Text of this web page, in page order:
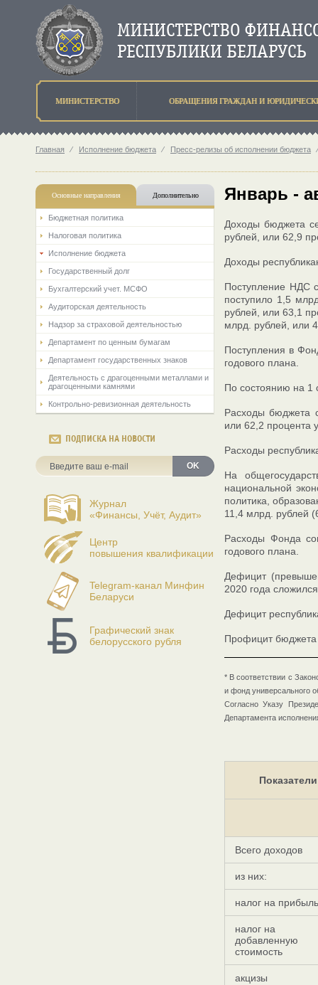
МИНИСТЕРСТВО ОБРАЩЕНИЯ ГРАЖДАН И
Главная ⁄ Исполнение бюджета ⁄ Пресс-релизы об исполнении бюджета ⁄
Основные направления Дополнительно
Бюджетная политика
Налоговая политика
Исполнение бюджета
Государственный долг
Бухгалтерский учет. МСФО
Аудиторская деятельность
Надзор за страховой деятельностью
Департамент по ценным бумагам
Департамент государственных знаков
Деятельность с драгоценными металлами и
драгоценными камнями
Контрольно-ревизионная деятельность
ПОДПИСКА НА НОВОСТИ
OK
Журнал
«Финансы, Учёт, Аудит»
Центр
повышения квалификации
Telegram-канал Минфин
Беларуси
Графический знак
белорусского рубля
Январь -
Доходы бюджета
рублей, или 62,9
Доходы
Поступление НДС
поступило 1,5
рублей, или 63,1
млрд. рублей, или
Поступления в
годового плана.
По состоянию на 1
Расходы бюджета
или 62,2 процента
Расходы
На
национальной
политика,
11,4 млрд. рублей
Расходы Фонда
годового плана.
Дефицит
2020 года
Дефицит
Профицит бюджета
* В соответствии с
и фонд универсального
Согласно Указу
Департамента
Показатели
Всего доходов
из них:
налог на прибыль
налог на
добавленную
стоимость
акцизы